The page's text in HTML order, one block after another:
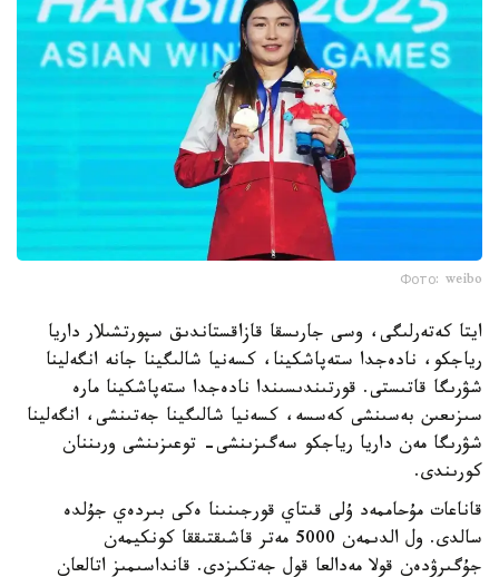
Фото: weibo
ايتا كەتەرلىگى، وسى جارىسقا قازاقستاندىق سپورتشىلار داريا
رياجكو، نادەجدا ستەپاشكينا، كسەنيا شالىگينا جانە انگەلينا
شۋرىگا قاتىستى. قورتىندىسىندا نادەجدا ستەپاشكينا مارە
سىزىعىن بەسىنشى كەسسە، كسەنيا شالىگينا جەتىنشى، انگەلينا
شۋرىگا مەن داريا رياجكو سەگىزىنشى- توعىزىنشى ورىننان
كورىندى.
قاناعات مۇحاممەد ۇلى قىتاي قورجىنىنا ەكى بىردەي جۇلدە
سالدى. ول الدىمەن 5000 مەتر قاشىقتىققا كونكيمەن
جۇگىرۋدەن قولا مەدالعا قول جەتكىزدى. قانداسىمىز اتالعان